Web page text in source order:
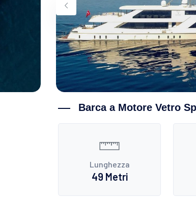
Barca a Motore Vetro
Lunghezza
49 Metri